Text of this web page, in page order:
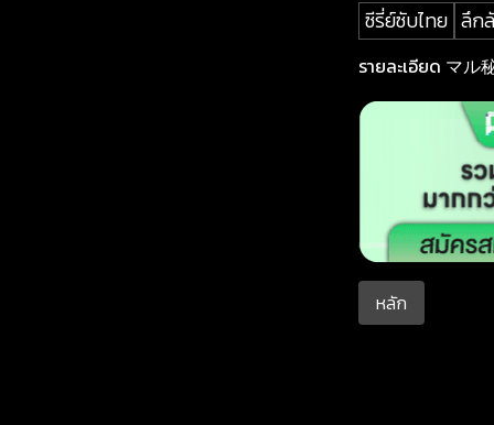
ซีรี่ย์ซับไทย ลึก
รายละเอียด マル
หลัก